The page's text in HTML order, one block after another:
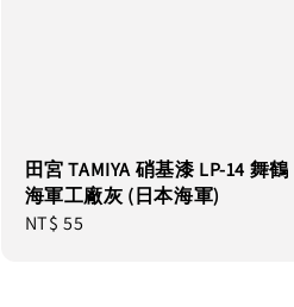
田宮 TAMIYA 硝基漆 LP-14 舞鶴
海軍工廠灰 (日本海軍)
Regular
NT$ 55